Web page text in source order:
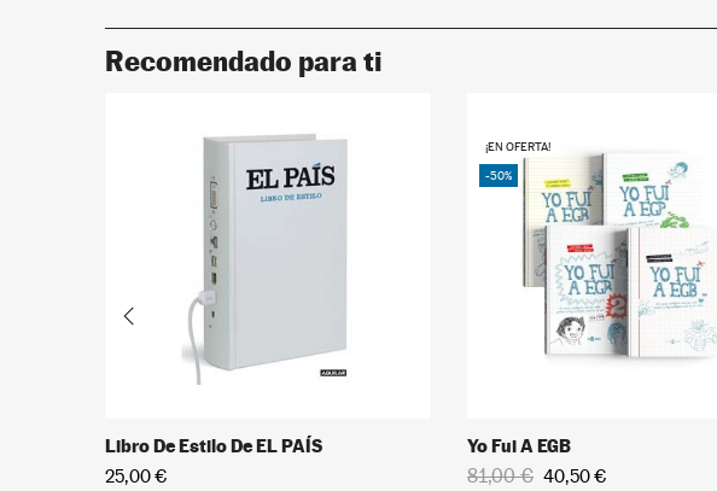
Recomendado para ti
Libro De Estilo De EL PAÍS
25,00 €
¡EN OFERTA!
-50%
Yo Fui A EGB
81,00 € 40,50 €